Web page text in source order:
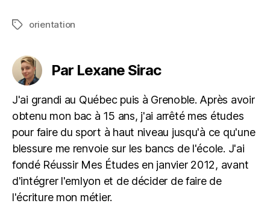
Étiquettes
orientation
Par Lexane Sirac
J'ai grandi au Québec puis à Grenoble. Après avoir
obtenu mon bac à 15 ans, j'ai arrêté mes études
pour faire du sport à haut niveau jusqu'à ce qu'une
blessure me renvoie sur les bancs de l'école. J'ai
fondé Réussir Mes Études en janvier 2012, avant
d'intégrer l'emlyon et de décider de faire de
l'écriture mon métier.